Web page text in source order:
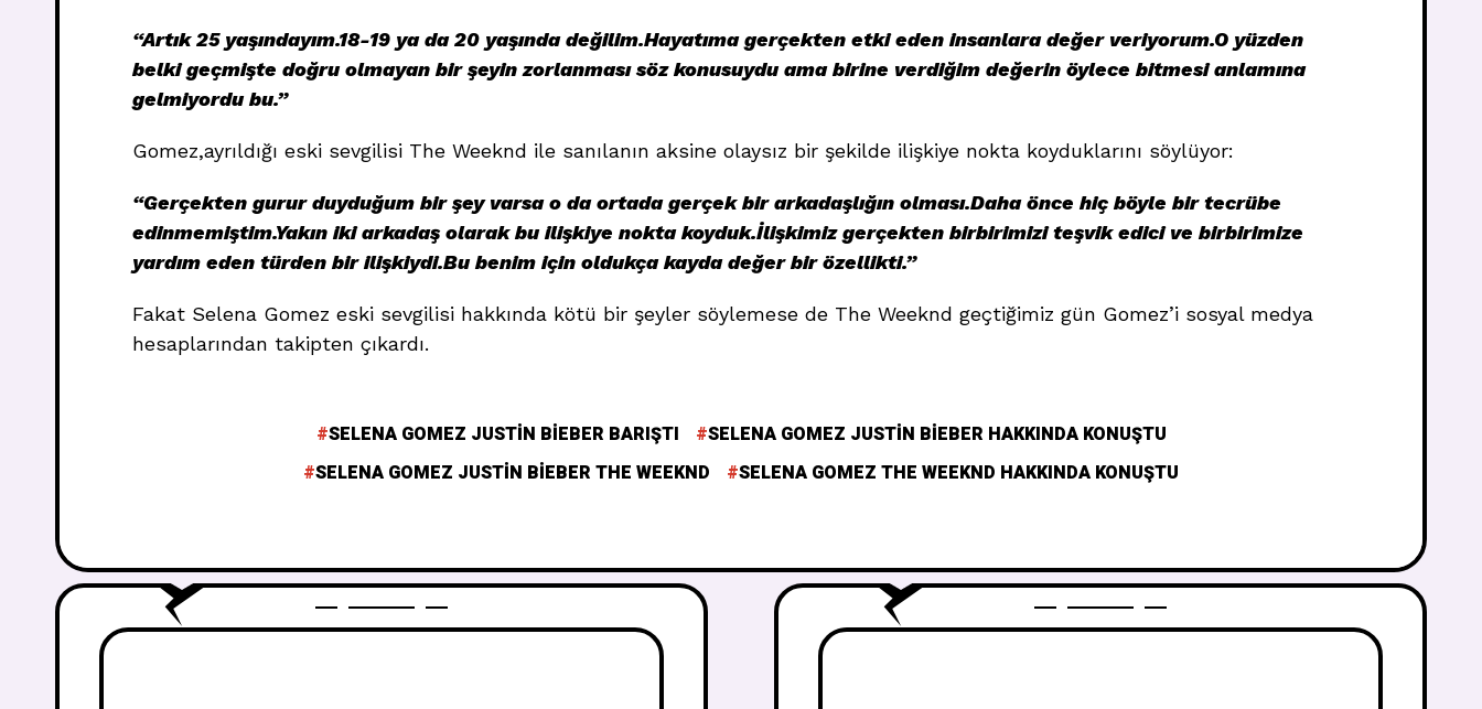
“Artık 25 yaşındayım.18-19 ya da 20 yaşında değilim.Hayatıma gerçekten etki eden insanlara değer veriyorum.O yüzden
belki geçmişte doğru olmayan bir şeyin zorlanması söz konusuydu ama birine verdiğim değerin öylece bitmesi anlamına
gelmiyordu bu.”
Gomez,ayrıldığı eski sevgilisi The Weeknd ile sanılanın aksine olaysız bir şekilde ilişkiye nokta koyduklarını söylüyor:
“Gerçekten gurur duyduğum bir şey varsa o da ortada gerçek bir arkadaşlığın olması.Daha önce hiç böyle bir tecrübe
edinmemiştim.Yakın iki arkadaş olarak bu ilişkiye nokta koyduk.İlişkimiz gerçekten birbirimizi teşvik edici ve birbirimize
yardım eden türden bir ilişkiydi.Bu benim için oldukça kayda değer bir özellikti.”
Fakat Selena Gomez eski sevgilisi hakkında kötü bir şeyler söylemese de The Weeknd geçtiğimiz gün Gomez’i sosyal medya
hesaplarından takipten çıkardı.
SELENA GOMEZ JUSTIN BIEBER BARIŞTI
SELENA GOMEZ JUSTIN BIEBER HAKKINDA KONUŞTU
SELENA GOMEZ JUSTIN BIEBER THE WEEKND
SELENA GOMEZ THE WEEKND HAKKINDA KONUŞTU